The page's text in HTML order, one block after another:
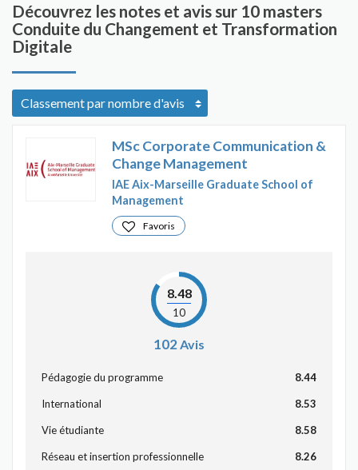
Découvrez les notes et avis sur 10 masters
Conduite du Changement et Transformation
Digitale
MSc Corporate Communication &
Change Management
IAE Aix-Marseille Graduate School of
Management
Favoris
8.48
10
102Avis
Pédagogie du programme 8.44
International 8.53
Vie étudiante 8.58
Réseau et insertion professionnelle 8.26